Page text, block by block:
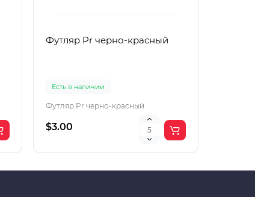
Футляр Pr черно-красный
Есть в наличии
Футляр Pr черно-красный
$3.00